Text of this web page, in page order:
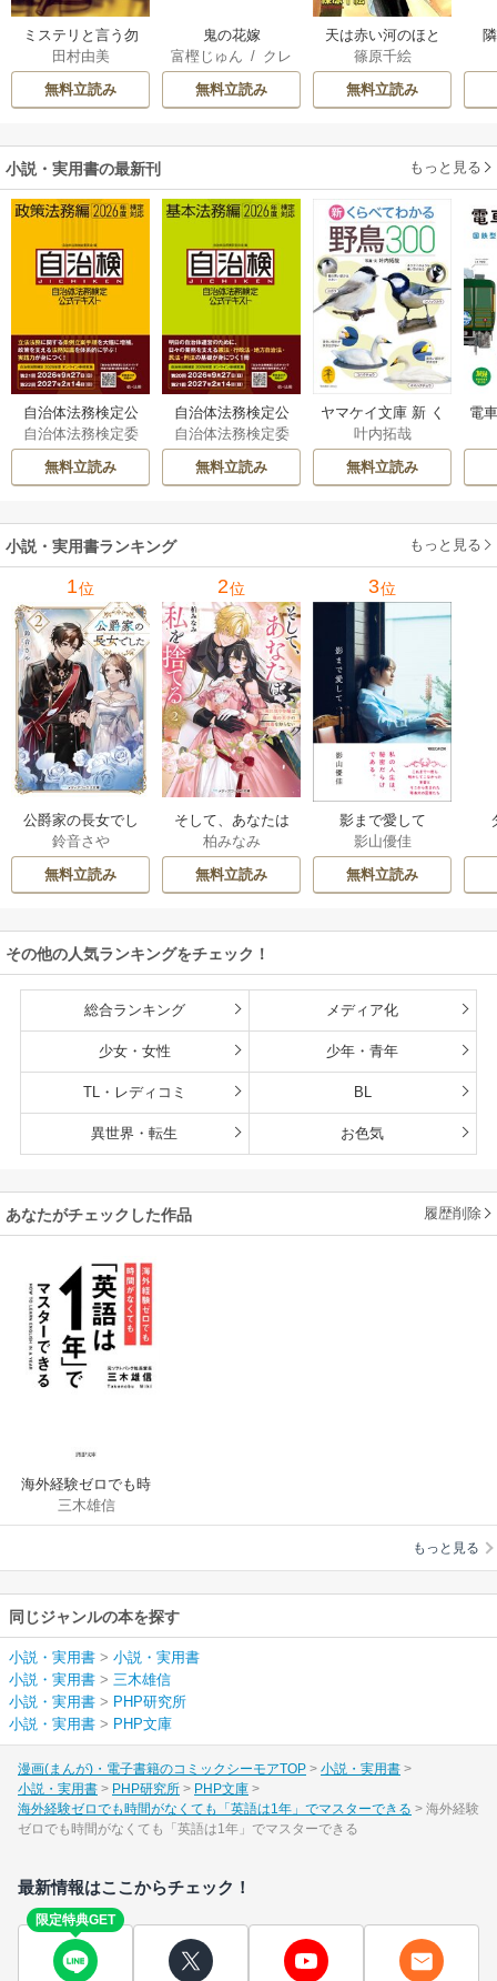
ミステリと言う勿
れ
田村由美
無料立読み
鬼の花嫁
富樫じゅん / クレ
ハ
無料立読み
天は赤い河のほと
り
篠原千絵
無料立読み
小説・実用書の最新刊 もっと見る
自治体法務検定公
式テキスト 政策
法務編 ２０２６
年度検定対応 1巻
自治体法務検定委
員会
無料立読み
自治体法務検定公
式テキスト 基本
法務編 ２０２６
年度検定対応 1巻
自治体法務検定委
員会
無料立読み
ヤマケイ文庫 新 く
らべてわかる野鳥3
00 1巻
叶内拓哉
無料立読み
電
小説・実用書ランキング もっと見る
1位
公爵家の長女でし
た
鈴音さや
無料立読み
2位
そして、あなたは
私を捨てる
柏みなみ
無料立読み
3位
影まで愛して
影山優佳
無料立読み
その他の人気ランキングをチェック！
総合ランキング メディア化
少女・女性 少年・青年
TL・レディコミ BL
異世界・転生 お色気
あなたがチェックした作品 履歴削除
海外経験ゼロでも時
間がなくても「英語
は1年」でマスターで
三木雄信
もっと見る
同じジャンルの本を探す
小説・実用書 > 小説・実用書
小説・実用書 > 三木雄信
小説・実用書 > PHP研究所
小説・実用書 > PHP文庫
漫画(まんが)・電子書籍のコミックシーモアTOP
小説・実用書
小説・実用書
PHP研究所
PHP文庫
海外経験ゼロでも時間がなくても「英語は1年」でマスターできる
海外経験
ゼロでも時間がなくても「英語は1年」でマスターできる
最新情報はここからチェック！
限定特典GET